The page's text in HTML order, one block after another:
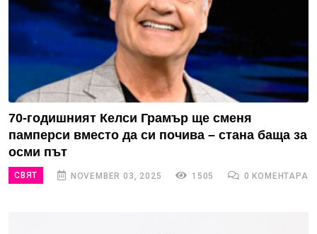
70-годишният Келси Грамър ще сменя
памперси вместо да си почива – стана баща за
осми път
СВЯТ NOVEMBER 03, 2025 1505 0 КОМЕНТАРА